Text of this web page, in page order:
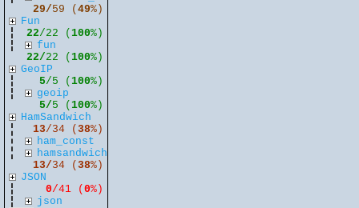
29/59 (49%)
Fun
22/22 (100%)
fun
22/22 (100%)
GeoIP
5/5 (100%)
geoip
5/5 (100%)
HamSandwich
13/34 (38%)
ham_const
hamsandwich
13/34 (38%)
JSON
0/41 (0%)
json